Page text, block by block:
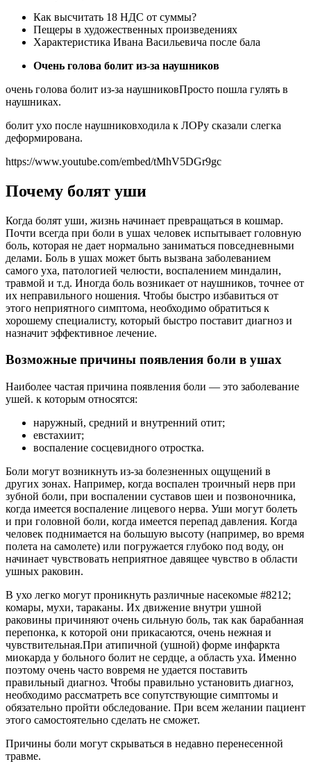
Как высчитать 18 НДС от суммы?
Пещеры в художественных произведениях
Характеристика Ивана Васильевича после бала
Очень голова болит из-за наушников
очень голова болит из-за наушниковПросто пошла гулять в
наушниках.
болит ухо после наушниковходила к ЛОРу сказали слегка
деформирована.
https://www.youtube.com/embed/tMhV5DGr9gc
Почему болят уши
Когда болят уши, жизнь начинает превращаться в кошмар.
Почти всегда при боли в ушах человек испытывает головную
боль, которая не дает нормально заниматься повседневными
делами. Боль в ушах может быть вызвана заболеванием
самого уха, патологией челюсти, воспалением миндалин,
травмой и т.д. Иногда боль возникает от наушников, точнее от
их неправильного ношения. Чтобы быстро избавиться от
этого неприятного симптома, необходимо обратиться к
хорошему специалисту, который быстро поставит диагноз и
назначит эффективное лечение.
Возможные причины появления боли в ушах
Наиболее частая причина появления боли — это заболевание
ушей. к которым относятся:
наружный, средний и внутренний отит;
евстахиит;
воспаление сосцевидного отростка.
Боли могут возникнуть из-за болезненных ощущений в
других зонах. Например, когда воспален троичный нерв при
зубной боли, при воспалении суставов шеи и позвоночника,
когда имеется воспаление лицевого нерва. Уши могут болеть
и при головной боли, когда имеется перепад давления. Когда
человек поднимается на большую высоту (например, во время
полета на самолете) или погружается глубоко под воду, он
начинает чувствовать неприятное давящее чувство в области
ушных раковин.
В ухо легко могут проникнуть различные насекомые #8212;
комары, мухи, тараканы. Их движение внутри ушной
раковины причиняют очень сильную боль, так как барабанная
перепонка, к которой они прикасаются, очень нежная и
чувствительная.При атипичной (ушной) форме инфаркта
миокарда у больного болит не сердце, а область уха. Именно
поэтому очень часто вовремя не удается поставить
правильный диагноз. Чтобы правильно установить диагноз,
необходимо рассматреть все сопутствующие симптомы и
обязательно пройти обследование. При всем желании пациент
этого самостоятельно сделать не сможет.
Причины боли могут скрываться в недавно перенесенной
травме.